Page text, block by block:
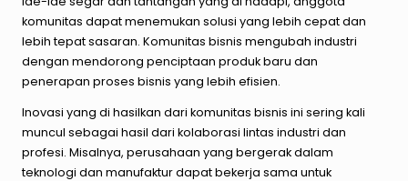
komunitas dapat menemukan solusi yang lebih cepat dan
lebih tepat sasaran. Komunitas bisnis mengubah industri
dengan mendorong penciptaan produk baru dan
penerapan proses bisnis yang lebih efisien.
Inovasi yang di hasilkan dari komunitas bisnis ini sering kali
muncul sebagai hasil dari kolaborasi lintas industri dan
profesi. Misalnya, perusahaan yang bergerak dalam
teknologi dan manufaktur dapat bekerja sama untuk